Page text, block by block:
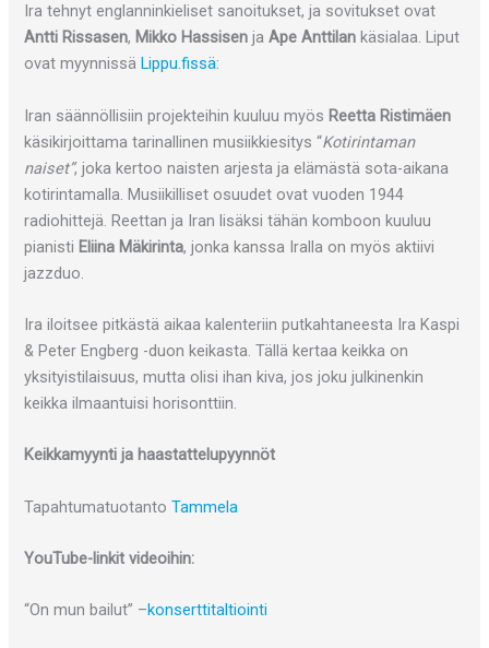
Ira tehnyt englanninkieliset sanoitukset, ja sovitukset ovat
Antti Rissasen, Mikko Hassisen jaApe Anttilan käsialaa. Liput
ovat myynnissäLippu.fissä:
Iran säännöllisiin projekteihin kuuluu myös Reetta Ristimäen
käsikirjoittama tarinallinen musiikkiesitys “Kotirintaman
naiset”, joka kertoo naisten arjesta ja elämästä sota-aikana
kotirintamalla. Musiikilliset osuudet ovat vuoden 1944
radiohittejä. Reettan ja Iran lisäksi tähän komboon kuuluu
pianisti Eliina Mäkirinta, jonka kanssa Iralla on myös aktiivi
jazzduo.
Ira iloitsee pitkästä aikaa kalenteriin putkahtaneesta Ira Kaspi
& Peter Engberg -duon keikasta. Tällä kertaa keikka on
yksityistilaisuus, mutta olisi ihan kiva, jos joku julkinenkin
keikka ilmaantuisi horisonttiin.
Keikkamyynti ja haastattelupyynnöt
TapahtumatuotantoTammela
YouTube-linkit videoihin:
“On mun bailut” –konserttitaltiointi